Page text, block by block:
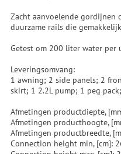
Zacht aanvoelende gordijnen
duurzame rails die
Getest om 200 liter water per
Leveringsomvang:
1 awning; 2 side panels; 2
skirt; 1 2.2L pump; 1 peg
Afmetingen productdiepte,
Afmetingen producthoogte,
Afmetingen productbreedte,
Connection height min, [cm]: